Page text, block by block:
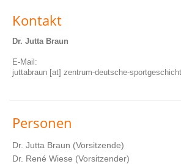
Kontakt
Dr. Jutta Braun
E-Mail:
juttabraun [at] zentrum-deutsche-
Personen
Dr. Jutta Braun (Vorsitzende)
Dr. René Wiese (Vorsitzender)